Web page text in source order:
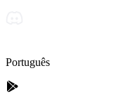
Português